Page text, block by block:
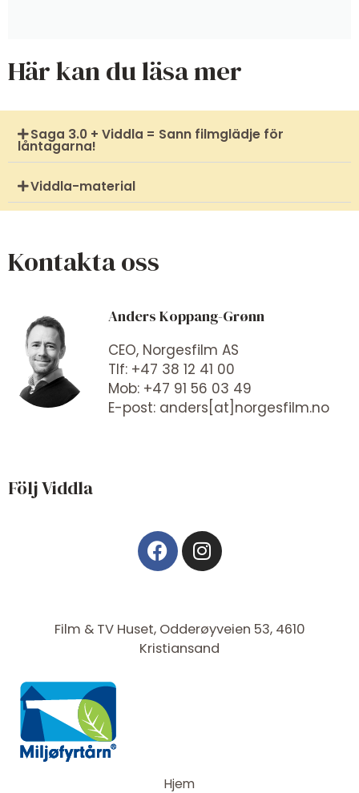
Här kan du läsa mer
Saga 3.0 + Viddla = Sann filmglädje för
låntagarna!
Viddla-material
Kontakta oss
Anders Koppang-Grønn
CEO, Norgesfilm AS
Tlf: +47 38 12 41 00
Mob: +47 91 56 03 49
E-post: anders[at]norgesfilm.no
Följ Viddla
F
a
c
b
o
o
I
n
s
a
g
r
Film & TV Huset, Odderøyveien 53, 4610
Kristiansand
Hjem